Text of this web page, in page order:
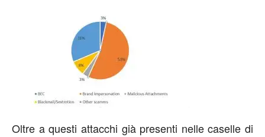
Oltre a questi attacchi già presenti nelle caselle di